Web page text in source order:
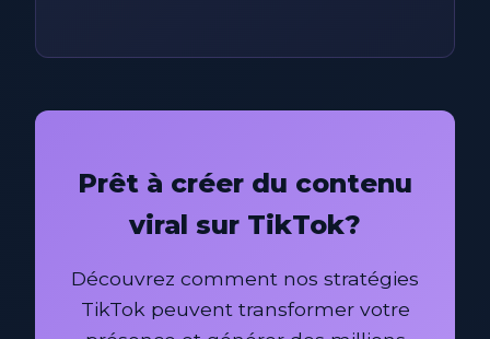
Prêt à créer du contenu
viral sur TikTok?
Découvrez comment nos stratégies
TikTok peuvent transformer votre